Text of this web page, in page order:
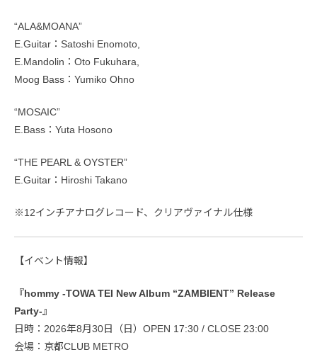
“ALA&MOANA”
E.Guitar：Satoshi Enomoto,
E.Mandolin：Oto Fukuhara,
Moog Bass：Yumiko Ohno
“MOSAIC”
E.Bass：Yuta Hosono
“THE PEARL & OYSTER”
E.Guitar：Hiroshi Takano
※12インチアナログレコード、クリアヴァイナル仕様
【イベント情報】
『hommy -TOWA TEI New Album “ZAMBIENT” Release
Party-』
日時：2026年8月30日（日）OPEN 17:30 / CLOSE 23:00
会場：京都CLUB METRO